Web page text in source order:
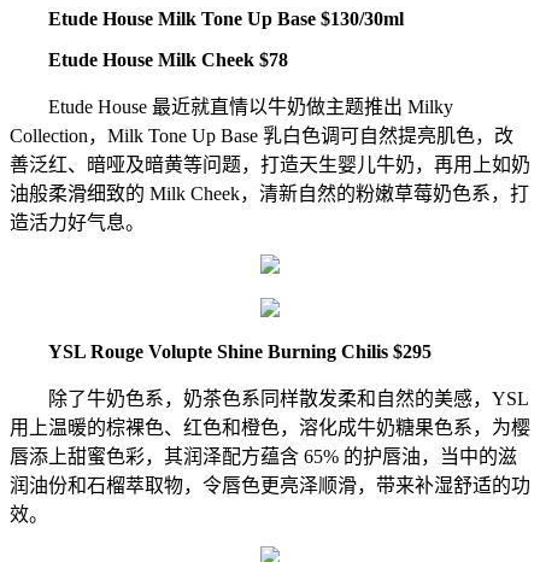
Etude House Milk Tone Up Base $130/30ml
Etude House Milk Cheek $78
Etude House 最近就直情以牛奶做主题推出 Milky
Collection，Milk Tone Up Base 乳白色调可自然提亮肌色，改
善泛红、暗哑及暗黄等问题，打造天生婴儿牛奶，再用上如奶
油般柔滑细致的 Milk Cheek，清新自然的粉嫩草莓奶色系，打
造活力好气息。
YSL Rouge Volupte Shine Burning Chilis $295
除了牛奶色系，奶茶色系同样散发柔和自然的美感，YSL
用上温暖的棕裸色、红色和橙色，溶化成牛奶糖果色系，为樱
唇添上甜蜜色彩，其润泽配方蕴含 65% 的护唇油，当中的滋
润油份和石榴萃取物，令唇色更亮泽顺滑，带来补湿舒适的功
效。